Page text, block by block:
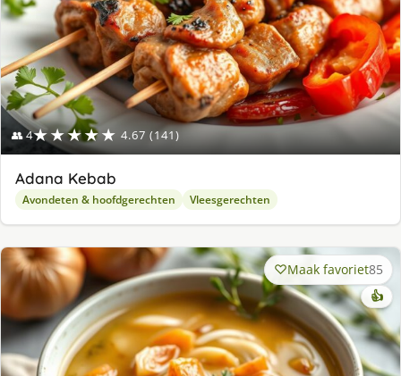
👥 4★★★★★ 4.67 (141)
Adana Kebab
Avondeten & hoofdgerechten Vleesgerechten
Maak favoriet85
👍